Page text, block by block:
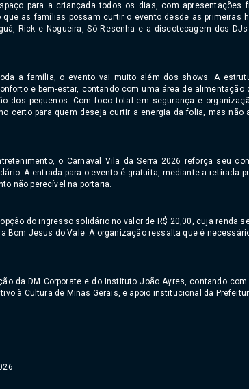
para a criançada todos os dias, com apresentações
que as famílias possam curtir o evento desde as primeiras
Rick e Nogueira, Só Resenha e a discotecagem dos DJs
a família, o evento vai muito além dos shows. A
e bem-estar, contando com uma área de alimentação
dos pequenos. Com foco total em segurança e
certo para quem deseja curtir a energia da folia, mas não
o Carnaval Vila da Serra 2026 reforça seu
A entrada para o evento é gratuita, mediante a retirada
não perecível na portaria.
do ingresso solidário no valor de R$ 20,00, cuja renda
Bom Jesus do Vale. A organização ressalta que é
da DM Corporate e do Instituto João Ayres, contando
à Cultura de Minas Gerais, e apoio institucional da